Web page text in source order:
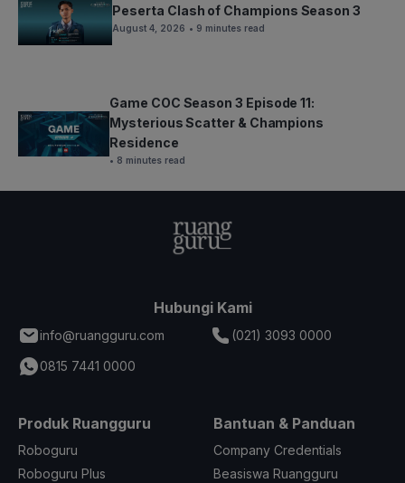
Peserta Clash of Champions Season 3
August 4, 2026 • 9 minutes read
Game COC Season 3 Episode 11:
Mysterious Scatter & Champions
Residence
• 8 minutes read
Hubungi Kami
info@ruangguru.com
(021) 3093 0000
0815 7441 0000
Produk Ruangguru
Roboguru
Roboguru Plus
Bantuan & Panduan
Company Credentials
Beasiswa Ruangguru